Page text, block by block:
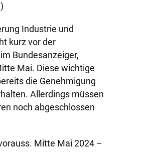
Industrie und
kurz vor der
Bundesanzeiger,
Mai. Diese wichtige
die Genehmigung
Allerdings müssen
noch abgeschlossen
Mitte Mai 2024 –